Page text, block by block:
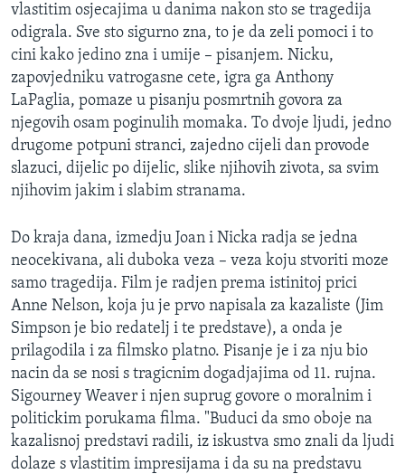
Jezici
vlastitim osjecajima u danima nakon sto se tragedija
odigrala. Sve sto sigurno zna, to je da zeli pomoci i to
cini kako jedino zna i umije – pisanjem. Nicku,
zapovjedniku vatrogasne cete, igra ga Anthony
LaPaglia, pomaze u pisanju posmrtnih govora za
njegovih osam poginulih momaka. To dvoje ljudi, jedno
drugome potpuni stranci, zajedno cijeli dan provode
slazuci, dijelic po dijelic, slike njihovih zivota, sa svim
njihovim jakim i slabim stranama.
Do kraja dana, izmedju Joan i Nicka radja se jedna
neocekivana, ali duboka veza – veza koju stvoriti moze
samo tragedija. Film je radjen prema istinitoj prici
Anne Nelson, koja ju je prvo napisala za kazaliste (Jim
Simpson je bio redatelj i te predstave), a onda je
prilagodila i za filmsko platno. Pisanje je i za nju bio
nacin da se nosi s tragicnim dogadjajima od 11. rujna.
Sigourney Weaver i njen suprug govore o moralnim i
politickim porukama filma. "Buduci da smo oboje na
kazalisnoj predstavi radili, iz iskustva smo znali da ljudi
dolaze s vlastitim impresijama i da su na predstavu